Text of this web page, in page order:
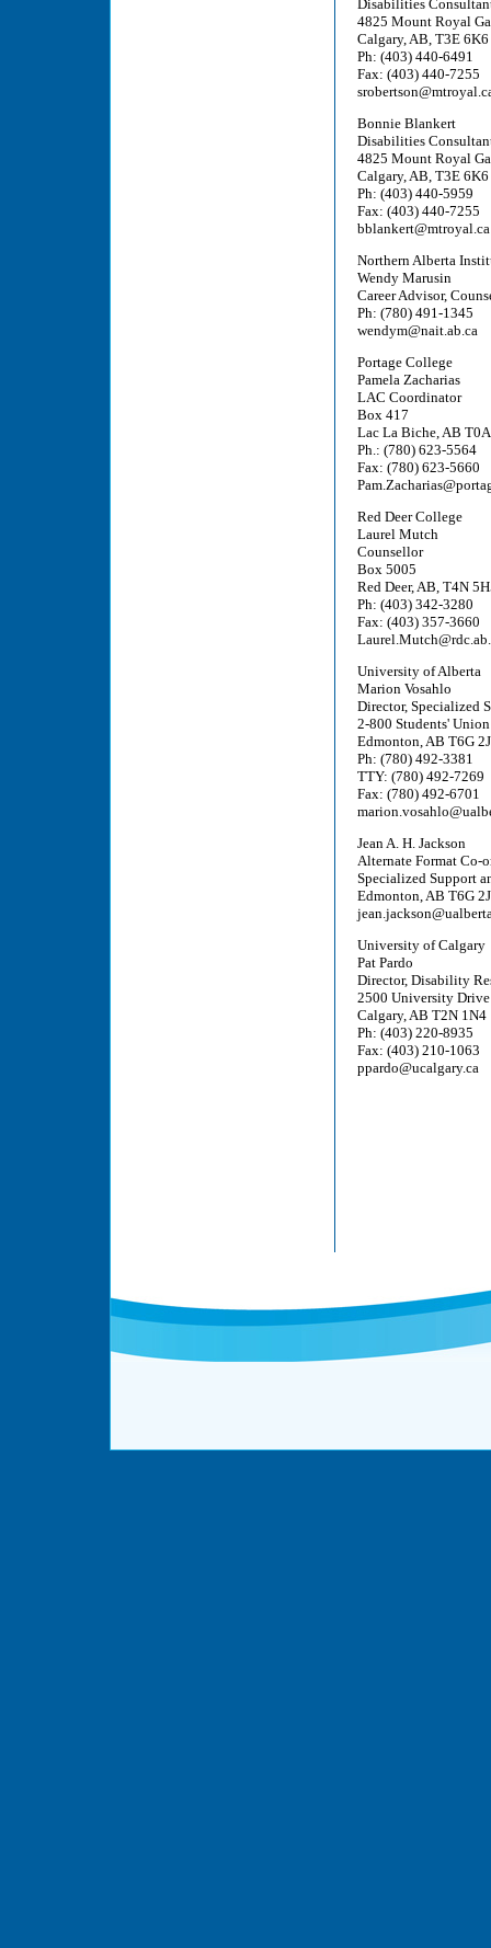
Disabilities
4825 Mount Royal
Calgary, AB, T3E 6K6
Ph: (403) 440-6491
Fax: (403) 440-7255
Bonnie Blankert
Disabilities
4825 Mount Royal
Calgary, AB, T3E 6K6
Ph: (403) 440-5959
Fax: (403) 440-7255
bblankert@mtroyal.ca
Northern Alberta
Wendy Marusin
Career Advisor,
Ph: (780) 491-1345
wendym@nait.ab.ca
Portage College
Pamela Zacharias
LAC Coordinator
Box 417
Lac La Biche, AB
Ph.: (780) 623-5564
Fax: (780) 623-5660
Red Deer College
Laurel Mutch
Counsellor
Box 5005
Red Deer, AB, T4N
Ph: (403) 342-3280
Fax: (403) 357-3660
University of Alberta
Marion Vosahlo
Director, Specialized
2-800 Students'
Edmonton, AB T6G
Ph: (780) 492-3381
TTY: (780) 492-7269
Fax: (780) 492-6701
Jean A. H. Jackson
Alternate Format Co-
Specialized Support
Edmonton, AB T6G
University of Calgary
Pat Pardo
Director, Disability
2500 University
Calgary, AB T2N 1N4
Ph: (403) 220-8935
Fax: (403) 210-1063
ppardo@ucalgary.ca